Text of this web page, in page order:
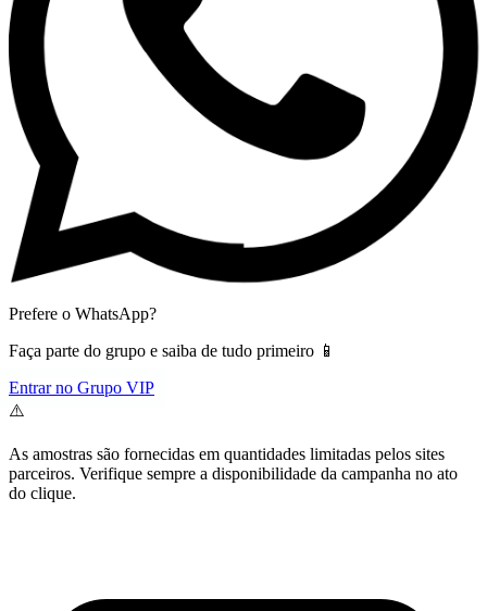
Prefere o WhatsApp?
Faça parte do grupo e saiba de tudo primeiro 📱
Entrar no Grupo VIP
⚠️
As amostras são fornecidas em quantidades limitadas pelos sites
parceiros. Verifique sempre a disponibilidade da campanha no ato
do clique.